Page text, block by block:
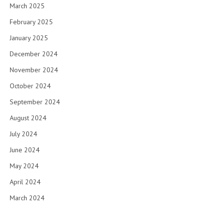
March 2025
February 2025
January 2025
December 2024
November 2024
October 2024
September 2024
August 2024
July 2024
June 2024
May 2024
April 2024
March 2024